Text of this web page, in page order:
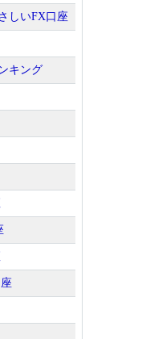
しいFX口座
キング